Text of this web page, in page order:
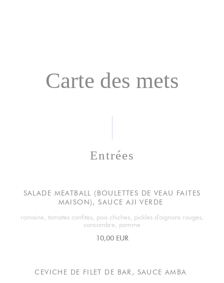
Carte des mets
Entrées
SALADE MEATBALL (BOULETTES DE VEAU FAITES
MAISON), SAUCE AJI VERDE
romaine, tomates confites, pois chiches, pickles d'oignons rouges,
concombre, pomme
10,00 EUR
CEVICHE DE FILET DE BAR, SAUCE AMBA